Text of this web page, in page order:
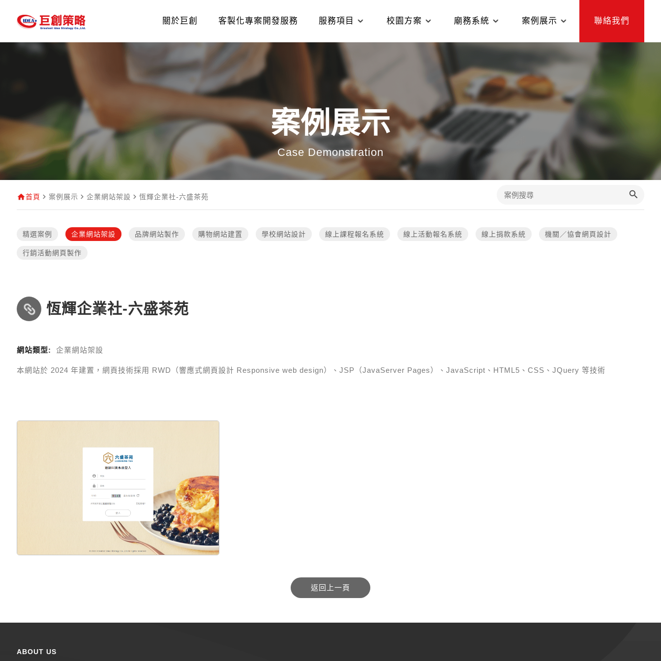
關於巨創 客製化專案開發服務 服務項目 校園方案 廟務系統 案例展示 聯絡我們
案例展示
Case Demonstration
首頁 案例展示 企業網站架設 恆輝企業社-六盛茶苑
精選案例 企業網站架設 品牌網站製作 購物網站建置 學校網站設計 線上課程報名系統 線上活動報名系統 線上捐款系統 機關／協會網頁設計
行銷活動網頁製作
恆輝企業社-六盛茶苑
網站類型: 企業網站架設
本網站於 2024 年建置，網頁技術採用 RWD（響應式網頁設計 Responsive web design）、JSP（JavaServer Pages）、JavaScript、HTML5、CSS、JQuery 等技術
ABOUT US